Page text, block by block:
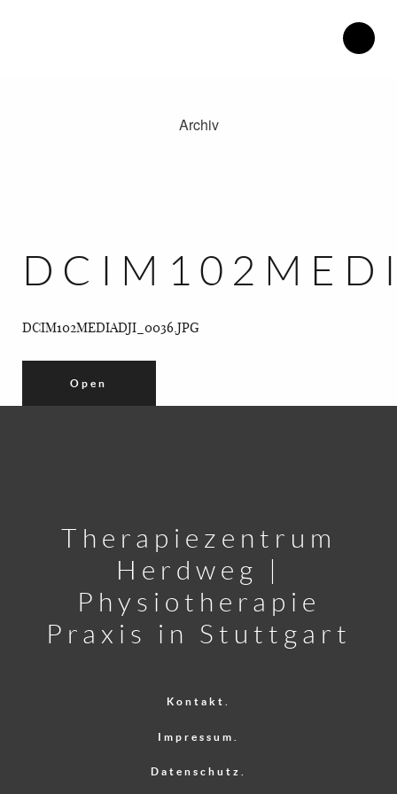
Therapiezentrum Herdweg.
Kontakt.
Archiv
DCIM102MEDIADJI_0036.JPG
Open
Therapiezentrum
Herdweg |
Physiotherapie
Praxis in Stuttgart
Kontakt.
Impressum.
Datenschutz.